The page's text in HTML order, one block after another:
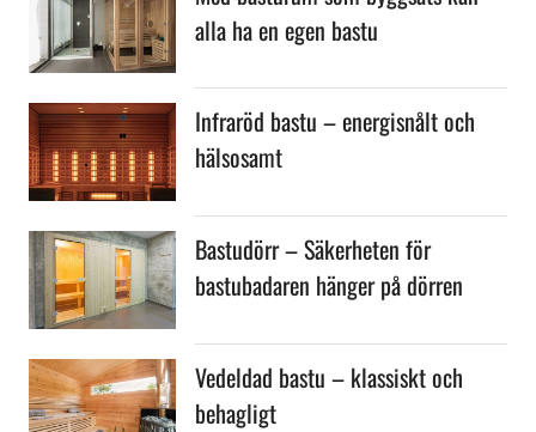
alla ha en egen bastu
Infraröd bastu – energisnålt och
hälsosamt
Bastudörr – Säkerheten för
bastubadaren hänger på dörren
Vedeldad bastu – klassiskt och
behagligt